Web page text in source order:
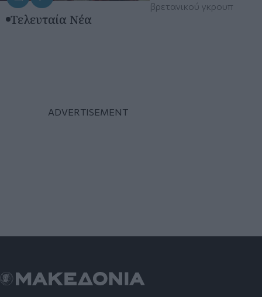
βρετανικού γκρουπ
Τελευταία Νέα